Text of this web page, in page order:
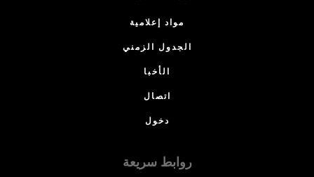
مواد إعلامية
الجدول الزمني
الأخبا
اتصال
دخول
روابط سريعة